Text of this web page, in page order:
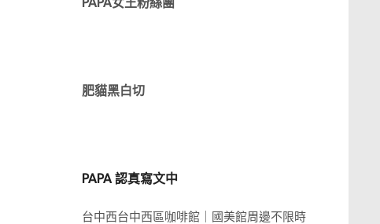
肥貓黑白切
PAPA 認真寫文中
台中西台中西區咖啡館｜國美館周邊不限時